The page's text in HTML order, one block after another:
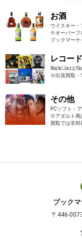
お酒
ウイスキー
※オーバーフ
ブックマーケ
レコード
Rock/Jazz/
※出張買取・
その他
PCソフト・
※アダルト商
買取では非対
ブック
〒446-